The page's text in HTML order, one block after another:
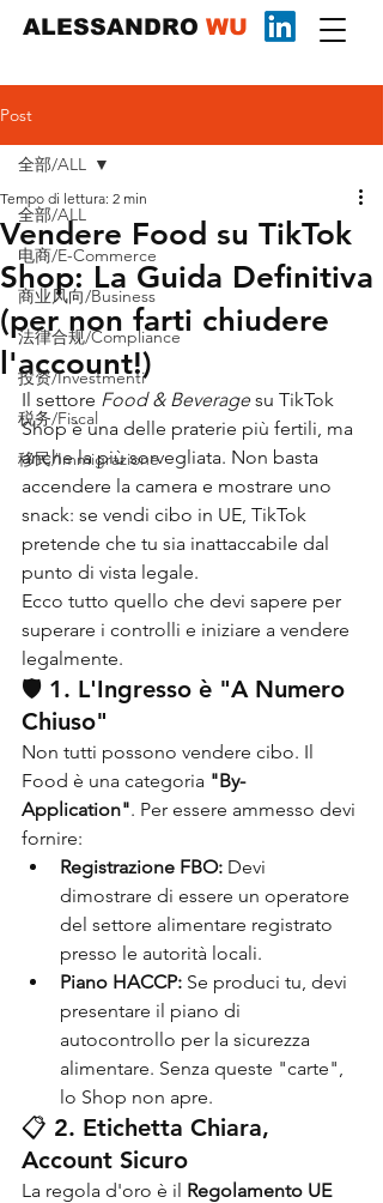
ALESSANDRO WU
Post
全部/ALL
电商/E-Commerce
商业风向/Business
法律合规/Compliance
投资/Investmenti
税务/Fiscal
移民/Immigrazione
全部/ALL
Vendere Food su TikTok
Shop: La Guida Definitiva
(per non farti chiudere
l'account!)
Tempo di lettura: 2 min
Il settore Food & Beverage su TikTok
Shop è una delle praterie più fertili, ma
anche la più sorvegliata. Non basta
accendere la camera e mostrare uno
snack: se vendi cibo in UE, TikTok
pretende che tu sia inattaccabile dal
punto di vista legale.
Ecco tutto quello che devi sapere per
superare i controlli e iniziare a vendere
legalmente.
🛡️ 1. L'Ingresso è "A Numero
Chiuso"
Non tutti possono vendere cibo. Il
Food è una categoria "By-
Application". Per essere ammesso devi
fornire:
Registrazione FBO: Devi
dimostrare di essere un operatore
del settore alimentare registrato
presso le autorità locali.
Piano HACCP: Se produci tu, devi
presentare il piano di
autocontrollo per la sicurezza
alimentare. Senza queste "carte",
lo Shop non apre.
📋 2. Etichetta Chiara,
Account Sicuro
La regola d'oro è il Regolamento UE